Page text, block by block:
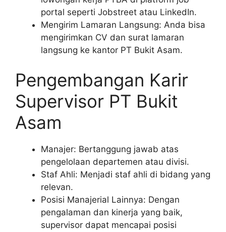
portal seperti Jobstreet atau LinkedIn.
Mengirim Lamaran Langsung: Anda bisa
mengirimkan CV dan surat lamaran
langsung ke kantor PT Bukit Asam.
Pengembangan Karir
Supervisor PT Bukit
Asam
Manajer: Bertanggung jawab atas
pengelolaan departemen atau divisi.
Staf Ahli: Menjadi staf ahli di bidang yang
relevan.
Posisi Manajerial Lainnya: Dengan
pengalaman dan kinerja yang baik,
supervisor dapat mencapai posisi